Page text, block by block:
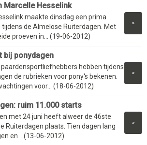
Marcelle Hesselink
»
maakte dinsdag een prima
tijdens de Almelose Ruiterdagen. Met
proeven in... (19-06-2012)
bij ponydagen
»
paardensportliefhebbers hebben tijdens
de rubrieken voor pony's bekenen.
voor... (18-06-2012)
ruim 11.000 starts
»
met 24 juni heeft alweer de 46ste
Ruiterdagen plaats. Tien dagen lang
en... (13-06-2012)